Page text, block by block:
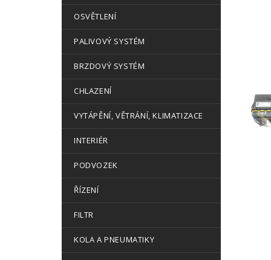
OSVĚTLENÍ
PALIVOVÝ SYSTÉM
BRZDOVÝ SYSTÉM
CHLAZENÍ
VYTÁPĚNÍ, VĚTRÁNÍ, KLIMATIZACE
INTERIÉR
PODVOZEK
ŘÍZENÍ
FILTR
KOLA A PNEUMATIKY